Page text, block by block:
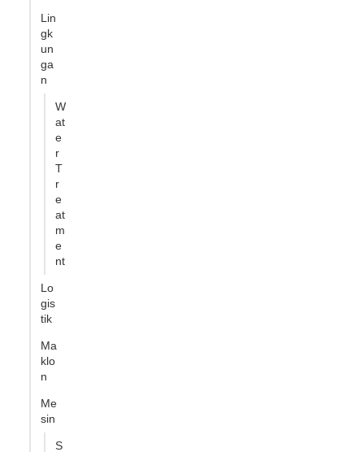
Lin
gk
un
ga
n
W
at
e
r
T
r
e
at
m
e
nt
Lo
gis
tik
Ma
klo
n
Me
sin
S